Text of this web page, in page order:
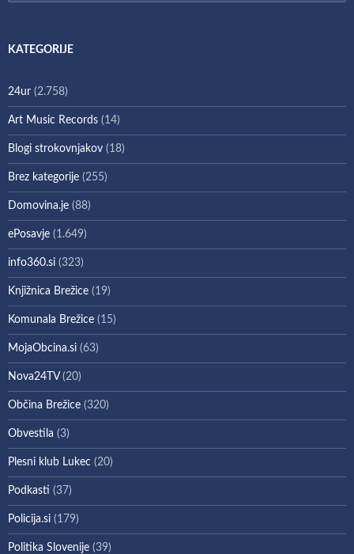
KATEGORIJE
24ur (2.758)
Art Music Records (14)
Blogi strokovnjakov (18)
Brez kategorije (255)
Domovina.je (88)
ePosavje (1.649)
info360.si (323)
Knjižnica Brežice (19)
Komunala Brežice (15)
MojaObcina.si (63)
Nova24TV(20)
Občina Brežice (320)
Obvestila (3)
Plesni klub Lukec (20)
Podkasti (37)
Policija.si (179)
Politika Slovenije (39)